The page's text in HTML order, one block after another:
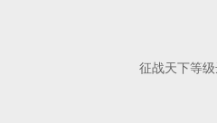
征战天下等